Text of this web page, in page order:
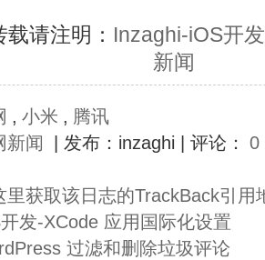
请注明： Inzaghi-iOS开
新闻
, 小米 , 腾讯
新闻 | 发布：inzaghi | 评论：
0
里获取该日志的TrackBack引用
发-XCode 应用国际化设置
过滤和删除垃圾评论